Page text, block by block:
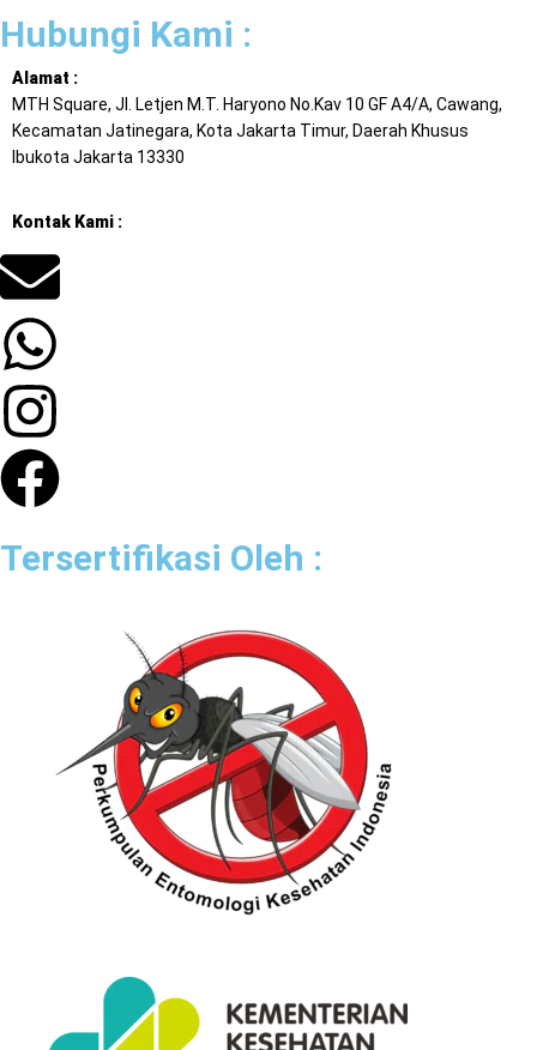
Hubungi Kami :
Alamat :
MTH Square, Jl. Letjen M.T. Haryono No.Kav 10 GF A4/A, Cawang,
Kecamatan Jatinegara, Kota Jakarta Timur, Daerah Khusus
Ibukota Jakarta 13330
Kontak Kami :
Tersertifikasi Oleh :